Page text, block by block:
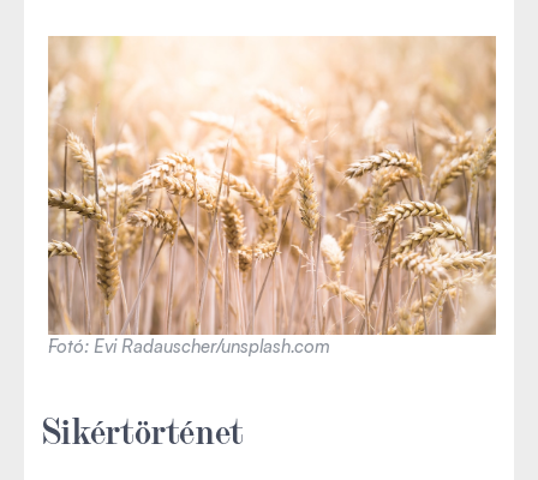
Fotó: Evi Radauscher/unsplash.com
Sikértörténet